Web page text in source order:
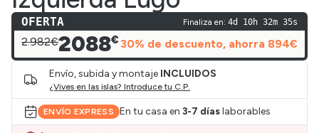
OFERTA Finaliza en: 4d 10h 32m 35s
2.982€2088€30% de descuento, ahorra 894€
Envío, subida y montaje INCLUIDOS
¿Vives en las islas? Introduce tu C.P.
ENVÍO EXPRESS En tu casa en 3-7 díaslaborables